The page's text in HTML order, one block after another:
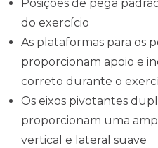
Posições de pega
do exercício
As plataformas para os
proporcionam apoio e
correto durante o
Os eixos pivotantes
proporcionam uma
vertical e lateral suave